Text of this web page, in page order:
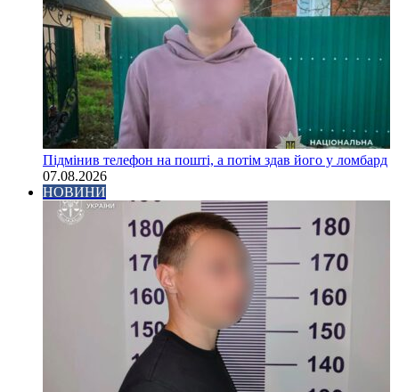
Підмінив телефон на пошті, а потім здав його у ломбард
07.08.2026
НОВИНИ